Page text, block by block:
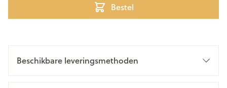
Bestel
Beschikbare leveringsmethoden